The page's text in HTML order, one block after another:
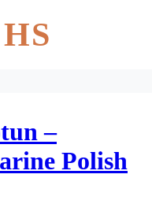
–
Polish